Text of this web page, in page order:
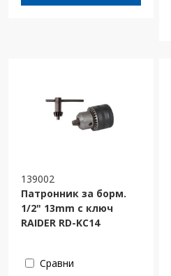
139002
Патронник за борм.
1/2" 13mm с ключ
RAIDER RD-KC14
Сравни